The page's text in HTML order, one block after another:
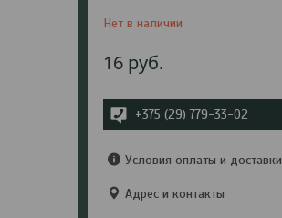
Нет в наличии
16 руб.
+375 (29) 779-33-02
Условия оплаты и доставки
Адрес и контакты